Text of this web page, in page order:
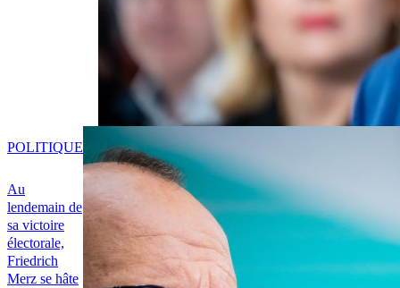
Au
lendemain de
sa victoire
électorale,
Friedrich
Merz se hâte
POLITIQUE